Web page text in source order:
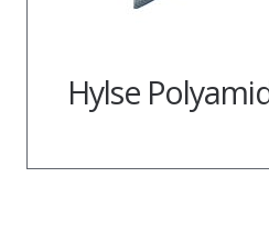
Hylse